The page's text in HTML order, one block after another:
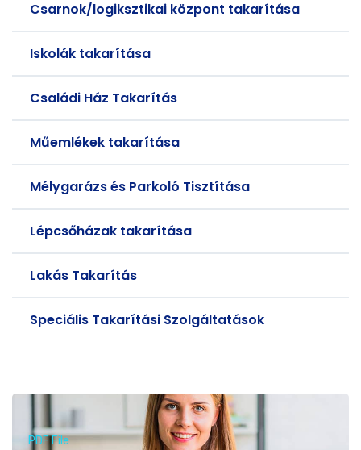
Csarnok/logiksztikai központ takarítása
Iskolák takarítása
Családi Ház Takarítás
Műemlékek takarítása
Mélygarázs és Parkoló Tisztítása
Lépcsőházak takarítása
Lakás Takarítás
Speciális Takarítási Szolgáltatások
PDF File